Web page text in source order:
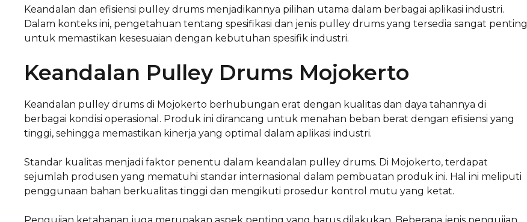
Keandalan dan efisiensi pulley drums menjadikannya pilihan utama dalam berbagai aplikasi industri.
Dalam konteks ini, pengetahuan tentang spesifikasi dan jenis pulley drums yang tersedia sangat penting
untuk memastikan kesesuaian dengan kebutuhan spesifik industri.
Keandalan Pulley Drums Mojokerto
Keandalan pulley drums di Mojokerto berhubungan erat dengan kualitas dan daya tahannya di
berbagai kondisi operasional. Produk ini dirancang untuk menahan beban berat dengan efisiensi yang
tinggi, sehingga memastikan kinerja yang optimal dalam aplikasi industri.
Standar kualitas menjadi faktor penentu dalam keandalan pulley drums. Di Mojokerto, terdapat
sejumlah produsen yang mematuhi standar internasional dalam pembuatan produk ini. Hal ini meliputi
penggunaan bahan berkualitas tinggi dan mengikuti prosedur kontrol mutu yang ketat.